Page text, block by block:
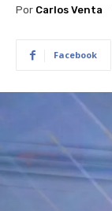
Por Carlos Venta
Facebook